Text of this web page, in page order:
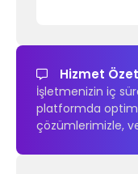
Hizmet
İşletmenizin iç
platformda
çözümlerimizle,